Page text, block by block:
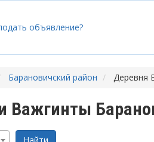
объявление?
Барановичский район Деревня